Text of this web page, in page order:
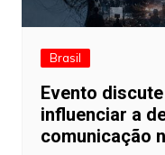
Brasil
Evento
influenciar a
comunicação